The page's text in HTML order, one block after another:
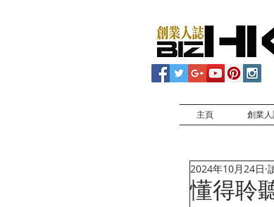
主頁 創業
懂得聆
2024年10月24日